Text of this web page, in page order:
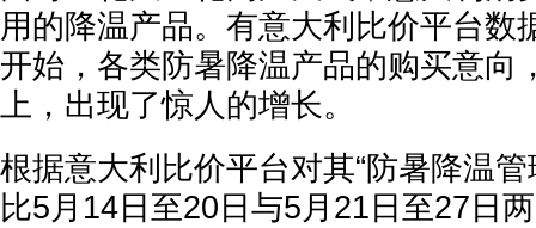
用的降温产品。有意大利比价平台数
开始，各类防暑降温产品的购买意向
上，出现了惊人的增长。
根据意大利比价平台对其“防暑降温
比5月14日至20日与5月21日至27日